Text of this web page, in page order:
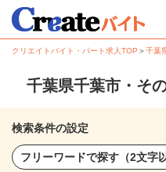
クリエイトバイト・パート求人TOP ＞千葉
千葉県千葉市・そ
検索条件の設定